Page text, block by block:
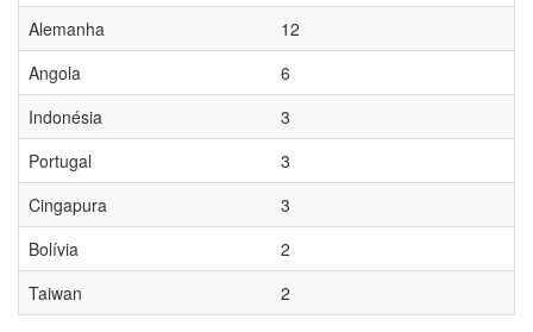
Alemanha
12
Angola
6
Indonésia
3
Portugal
3
Cingapura
3
Bolívia
2
Taiwan
2